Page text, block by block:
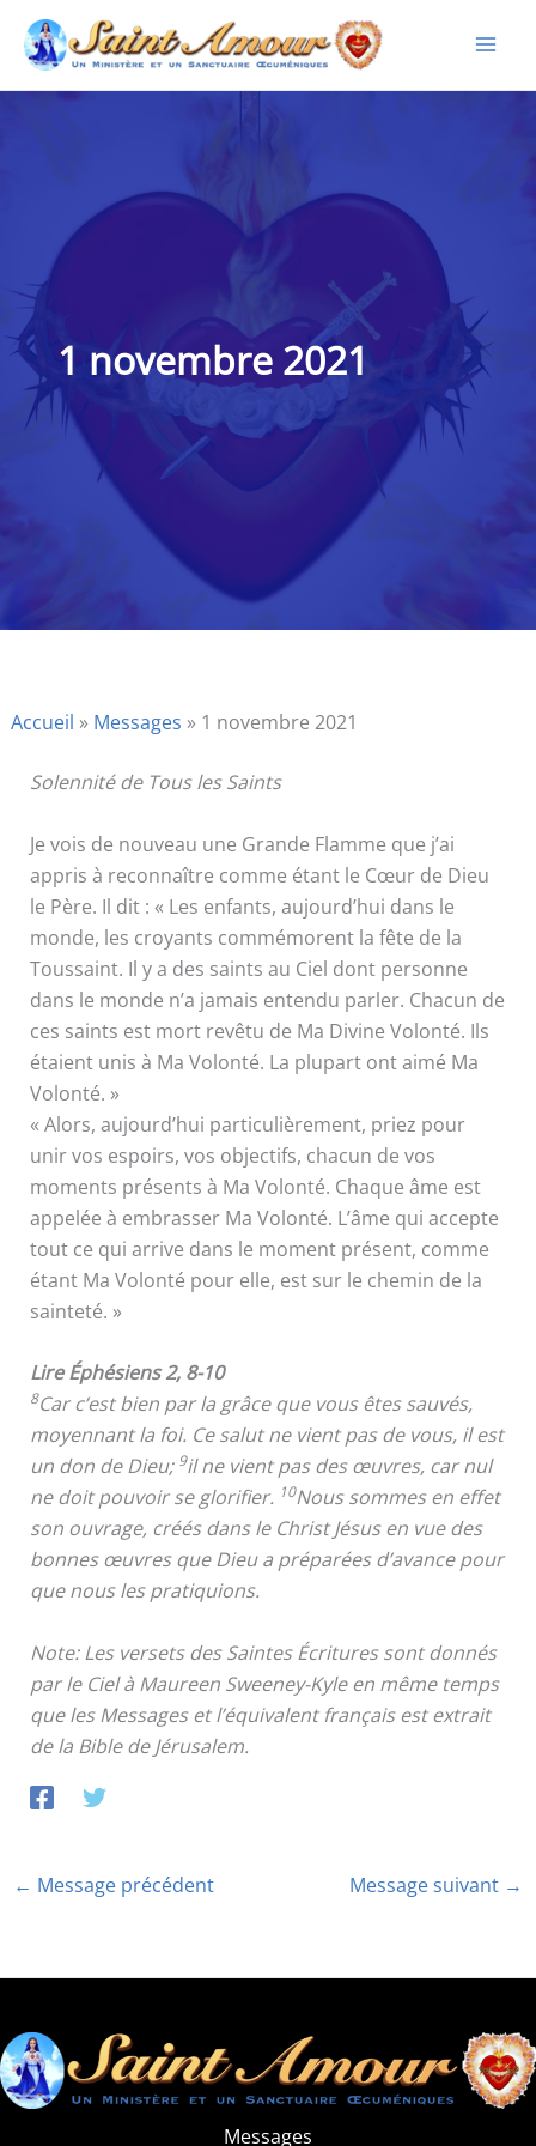
Aller
contenu
1 novembre 2021
Accueil » Messages » 1 novembre 2021
Solennité de Tous les Saints
Je vois de nouveau une Grande Flamme que j’ai
appris à reconnaître comme étant le Cœur de Dieu
le Père. Il dit : « Les enfants, aujourd’hui dans le
monde, les croyants commémorent la fête de la
Toussaint. Il y a des saints au Ciel dont personne
dans le monde n’a jamais entendu parler. Chacun de
ces saints est mort revêtu de Ma Divine Volonté. Ils
étaient unis à Ma Volonté. La plupart ont aimé Ma
Volonté. »
« Alors, aujourd’hui particulièrement, priez pour
unir vos espoirs, vos objectifs, chacun de vos
moments présents à Ma Volonté. Chaque âme est
appelée à embrasser Ma Volonté. L’âme qui accepte
tout ce qui arrive dans le moment présent, comme
étant Ma Volonté pour elle, est sur le chemin de la
sainteté. »
Lire Éphésiens 2, 8-10
8Car c’est bien par la grâce que vous êtes sauvés,
moyennant la foi. Ce salut ne vient pas de vous, il est
un don de Dieu; 9il ne vient pas des œuvres, car nul
ne doit pouvoir se glorifier. 10Nous sommes en effet
son ouvrage, créés dans le Christ Jésus en vue des
bonnes œuvres que Dieu a préparées d’avance pour
que nous les pratiquions.
Note: Les versets des Saintes Écritures sont donnés
par le Ciel à Maureen Sweeney-Kyle en même temps
que les Messages et l’équivalent français est extrait
de la Bible de Jérusalem.
← Message précédent Message suivant →
Messages